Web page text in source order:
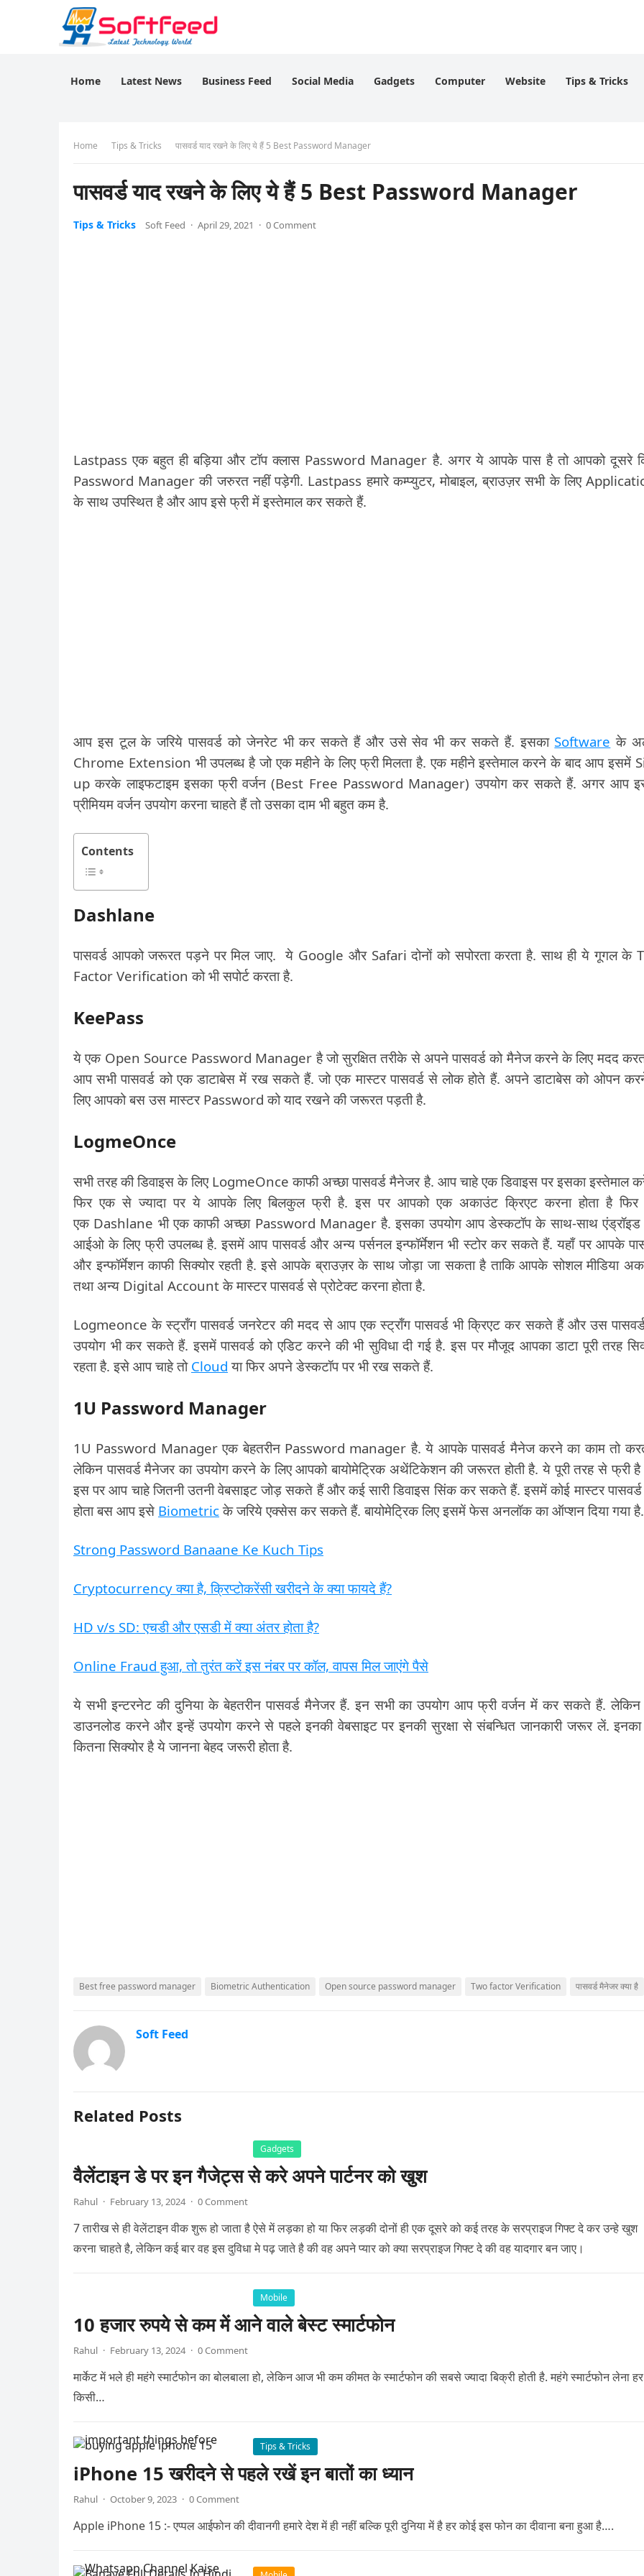
Home Latest News Business Feed Social Media Gadgets Computer Website Tips & Tricks
Home Tips & Tricks पासवर्ड याद रखने के लिए ये हैं 5 Best Password Manager
पासवर्ड याद रखने के लिए ये हैं 5 Best Password Manager
Tips & Tricks Soft Feed · April 29, 2021 · 0 Comment
Lastpass एक बहुत ही बड़िया और टॉप क्लास Password Manager है. अगर ये आपके पास है तो आपको दूसरे
Password Manager की जरुरत नहीं पड़ेगी. Lastpass हमारे कम्प्युटर, मोबाइल, ब्राउज़र सभी के लिए
के साथ उपस्थित है और आप इसे फ्री में इस्तेमाल कर सकते हैं.
आप इस टूल के जरिये पासवर्ड को जेनरेट भी कर सकते हैं और उसे सेव भी कर सकते हैं. इसका Software के
Chrome Extension भी उपलब्ध है जो एक महीने के लिए फ्री मिलता है. एक महीने इस्तेमाल करने के बाद आप इसमें
up करके लाइफटाइम इसका फ्री वर्जन (Best Free Password Manager) उपयोग कर सकते हैं. अगर आप
प्रीमियम वर्जन उपयोग करना चाहते हैं तो उसका दाम भी बहुत कम है.
Contents
Dashlane
पासवर्ड आपको जरूरत पड़ने पर मिल जाए. ये Google और Safari दोनों को सपोरता करता है. साथ ही ये गूगल के
Factor Verification को भी सपोर्ट करता है.
KeePass
ये एक Open Source Password Manager है जो सुरक्षित तरीके से अपने पासवर्ड को मैनेज करने के लिए मदद
आप सभी पासवर्ड को एक डाटाबेस में रख सकते हैं. जो एक मास्टर पासवर्ड से लोक होते हैं. अपने डाटाबेस को ओपन
लिए आपको बस उस मास्टर Password को याद रखने की जरूरत पड़ती है.
LogmeOnce
सभी तरह की डिवाइस के लिए LogmeOnce काफी अच्छा पासवर्ड मैनेजर है. आप चाहे एक डिवाइस पर इसका इस्तेमाल
फिर एक से ज्यादा पर ये आपके लिए बिलकुल फ्री है. इस पर आपको एक अकाउंट क्रिएट करना होता है
एक Dashlane भी एक काफी अच्छा Password Manager है. इसका उपयोग आप डेस्कटॉप के साथ-साथ
आईओ के लिए फ्री उपलब्ध है. इसमें आप पासवर्ड और अन्य पर्सनल इन्फॉर्मेशन भी स्टोर कर सकते हैं. यहाँ पर आपके
और इन्फॉर्मेशन काफी सिक्योर रहती है. इसे आपके ब्राउज़र के साथ जोड़ा जा सकता है ताकि आपके सोशल मीडिया
तथा अन्य Digital Account केमास्टर पासवर्ड से प्रोटेक्ट करना होता है.
Logmeonce के स्ट्रॉंग पासवर्ड जनरेटर की मदद से आप एक स्ट्रॉंग पासवर्ड भी क्रिएट कर सकते हैं और उस
उपयोग भी कर सकते हैं. इसमें पासवर्ड को एडिट करने की भी सुविधा दी गई है. इस पर मौजूद आपका डाटा पूरी तरह
रहता है. इसे आप चाहे तो Cloud या फिर अपने डेस्कटॉप पर भी रख सकते हैं.
1U Password Manager
1U Password Manager एक बेहतरीन Password manager है. ये आपके पासवर्ड मैनेज करने का काम तो
लेकिन पासवर्ड मैनेजर का उपयोग करने के लिए आपको बायोमेट्रिक अथेंटिकेशन की जरूरत होती है. ये पूरी तरह से फ्री
इस पर आप चाहे जितनी उतनी वेबसाइट जोड़ सकते हैं और कई सारी डिवाइस सिंक कर सकते हैं. इसमें कोई मास्टर पासवर्ड
होता बस आप इसे Biometricके जरिये एक्सेस कर सकते हैं. बायोमेट्रिक लिए इसमें फेस अनलॉक का ऑप्शन दिया गया है.
Strong Password Banaane Ke Kuch Tips
Cryptocurrency क्या है, क्रिप्टोकरेंसी खरीदने के क्या फायदे हैं?
HD v/s SD: एचडी और एसडी में क्या अंतर होता है?
Online Fraud हुआ, तो तुरंत करें इस नंबर पर कॉल, वापस मिल जाएंगे पैसे
ये सभी इन्टरनेट की दुनिया के बेहतरीन पासवर्ड मैनेजर हैं. इन सभी का उपयोग आप फ्री वर्जन में कर सकते हैं. लेकिन
डाउनलोड करने और इन्हें उपयोग करने से पहले इनकी वेबसाइट पर इनकी सुरक्षा से संबन्धित जानकारी जरूर लें.
कितना सिक्योर है ये जानना बेहद जरूरी होता है.
Best free password manager Biometric Authentication Open source password manager Two factor Verification पासवर्ड मैनेजर क्या है
Soft Feed
Related Posts
Gadgets
वैलेंटाइन डे पर इन गैजेट्स से करे अपने पार्टनर को खुश
Rahul · February 13, 2024 · 0 Comment
7 तारीख से ही वेलेंटाइन वीक शुरू हो जाता है ऐसे में लड़का हो या फिर लड़की दोनों ही एक दूसरे को कई तरह के सरप्राइज गिफ्ट दे कर उन्हे खुश
करना चाहते है, लेकिन कई बार वह इस दुविधा मे पढ़ जाते है की वह अपने प्यार को क्या सरप्राइज गिफ्ट दे की वह यादगार बन जाए।
Mobile
10 हजार रुपये से कम में आने वाले बेस्ट स्मार्टफोन
Rahul · February 13, 2024 · 0 Comment
मार्केट में भले ही महंगे स्मार्टफोन का बोलबाला हो, लेकिन आज भी कम कीमत के स्मार्टफोन की सबसे ज्यादा बिक्री होती है. महंगे स्मार्टफोन लेना हर
किसी…
Tips & Tricks
iPhone 15 खरीदने से पहले रखें इन बातों का ध्यान
Rahul · October 9, 2023 · 0 Comment
Apple iPhone 15 :- एप्पल आईफोन की दीवानगी हमारे देश में ही नहीं बल्कि पूरी दुनिया में है हर कोई इस फोन का दीवाना बना हुआ है….